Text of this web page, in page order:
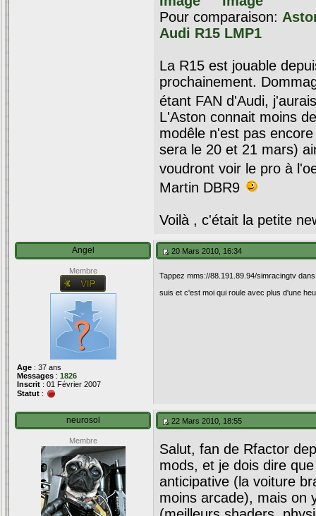
Pour comparaison:
Audi R15 LMP1
La R15 est jouable
prochainement.
étant FAN d'Audi,
L'Aston connait moins
modêle n'est pas
sera le 20 et 21 mars)
voudront voir le pro à
Martin DBR9
Voilà , c'était la petite
Angel
Membre
Age : 37 ans
Messages : 1826
Inscrit : 01 Février 2007
Statut :
20 Mars 2010, 16:34
Tappez mms://88.191.89.94/simracingtv
suis et c'est moi qui roule avec plus d'une
neurosol
Membre
22 Mars 2010, 18:55
Salut, fan de Rfactor
mods, et je dois dire
anticipative (la voiture
moins arcade), mais on